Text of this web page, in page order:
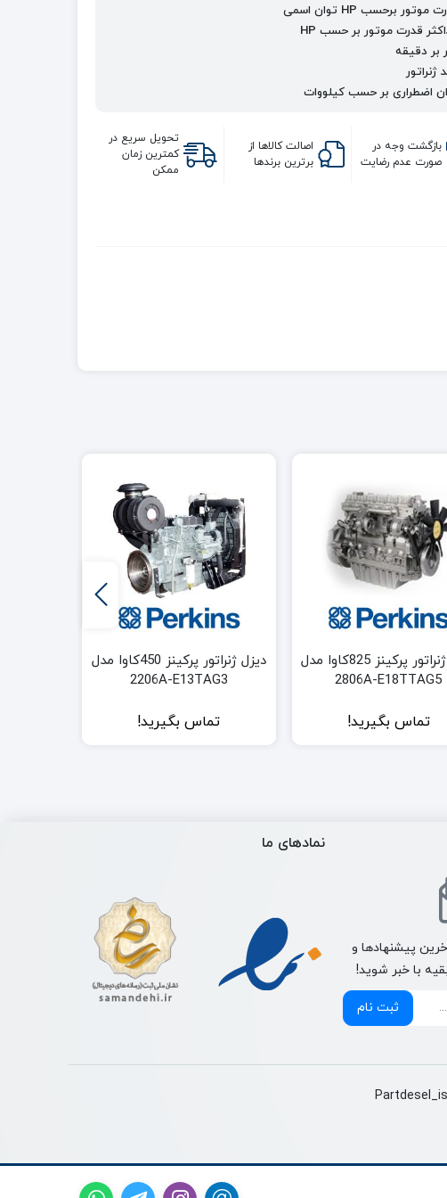
موتور برحسب HP توان اسمی
قدرت موتور بر حسب HP
بر دقیقه
ژنراتور
اضطراری بر حسب کیلووات
بازگشت وجه در
صورت عدم رضایت
اصالت کالاها از
برترین برندها
تحویل سریع در
کمترین زمان
ممکن
دیزل ژنراتور پرکینز 825کاوا مدل
2806A-E18TTAG5
تماس بگیرید!
دیزل ژنراتور پرکینز 450کاوا مدل
2206A-E13TAG3
تماس بگیرید!
پیشنهادها و
با خبر شوید!
ثبت نام
نمادهای ما